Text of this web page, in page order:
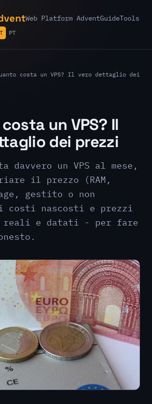
Web Platform AdventGuideTools
PT
costa un VPS? Il vero dettaglio dei
un VPS? Il
dei prezzi
davvero un VPS al mese,
il prezzo (RAM,
gestito o non
nascosti e prezzi
reali e datati - per fare